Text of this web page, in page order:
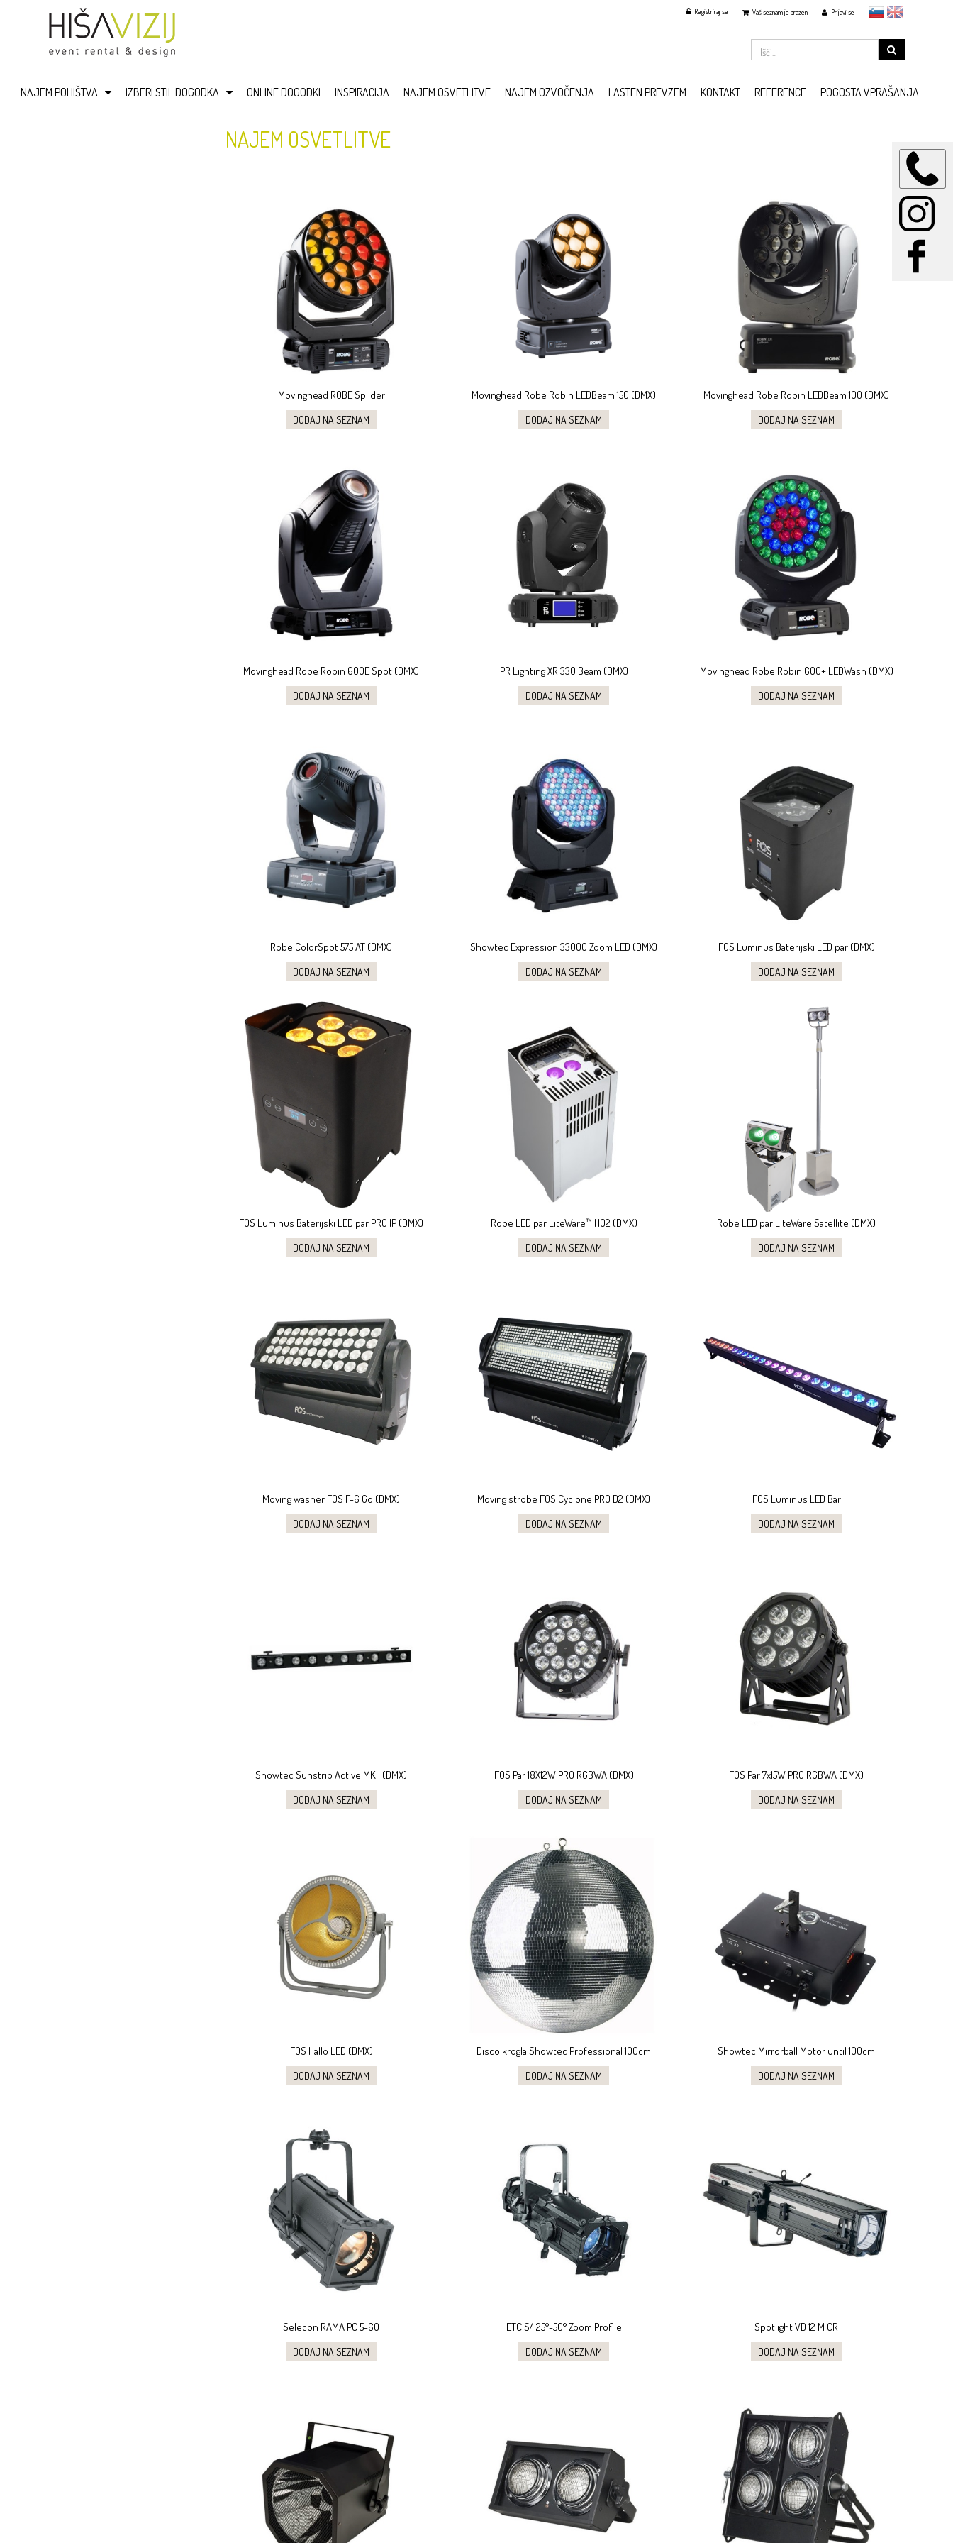
slovensko
EnglishPrijavi se
Vaš seznam je prazen
Registriraj se
NAJEM POHIŠTVA IZBERI STIL DOGODKA ONLINE DOGODKI INSPIRACIJA NAJEM OSVETLITVE NAJEM OZVOČENJA LASTEN PREVZEM KONTAKT REFERENCE POGOSTA VPRAŠANJA
NAJEM OSVETLITVE
Movinghead ROBE Spiider
DODAJ NA SEZNAM
Movinghead Robe Robin LEDBeam 150 (DMX)
DODAJ NA SEZNAM
Movinghead Robe Robin LEDBeam 100 (DMX)
DODAJ NA SEZNAM
Movinghead Robe Robin 600E Spot (DMX)
DODAJ NA SEZNAM
PR Lighting XR 330 Beam (DMX)
DODAJ NA SEZNAM
Movinghead Robe Robin 600+ LEDWash (DMX)
DODAJ NA SEZNAM
Robe ColorSpot 575 AT (DMX)
DODAJ NA SEZNAM
Showtec Expression 33000 Zoom LED (DMX)
DODAJ NA SEZNAM
FOS Luminus Baterijski LED par (DMX)
DODAJ NA SEZNAM
FOS Luminus Baterijski LED par PRO IP (DMX)
DODAJ NA SEZNAM
Robe LED par LiteWare™ HO2 (DMX)
DODAJ NA SEZNAM
Robe LED par LiteWare Satellite (DMX)
DODAJ NA SEZNAM
Moving washer FOS F-6 Go (DMX)
DODAJ NA SEZNAM
Moving strobe FOS Cyclone PRO D2 (DMX)
DODAJ NA SEZNAM
FOS Luminus LED Bar
DODAJ NA SEZNAM
Showtec Sunstrip Active MKII (DMX)
DODAJ NA SEZNAM
FOS Par 18X12W PRO RGBWA (DMX)
DODAJ NA SEZNAM
FOS Par 7x15W PRO RGBWA (DMX)
DODAJ NA SEZNAM
FOS Hallo LED (DMX)
DODAJ NA SEZNAM
Disco krogla Showtec Professional 100cm
DODAJ NA SEZNAM
Showtec Mirrorball Motor until 100cm
DODAJ NA SEZNAM
Selecon RAMA PC 5-60
DODAJ NA SEZNAM
ETC S4 25°-50° Zoom Profile
DODAJ NA SEZNAM
Spotlight VD 12 M CR
DODAJ NA SEZNAM